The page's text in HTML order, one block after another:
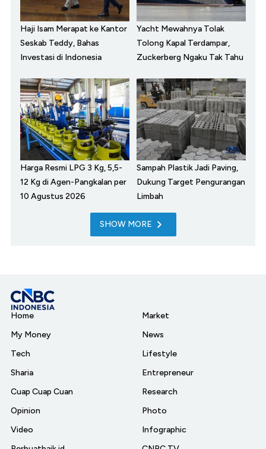
Haji Isam Merapat ke Kantor
Seskab Teddy, Bahas
Investasi di Indonesia
Yacht Mewahnya Tolak
Tolong Kapal Terdampar,
Zuckerberg Ngaku Tak Tahu
Harga Resmi LPG 3 Kg, 5,5-
12 Kg di Agen-Pangkalan per
10 Agustus 2026
Sampah Plastik Jadi Paving,
Dukung Target Pengurangan
Limbah
SHOW MORE
Home
My Money
Tech
Sharia
Cuap Cuap Cuan
Opinion
Video
Market
News
Lifestyle
Entrepreneur
Research
Photo
Infographic